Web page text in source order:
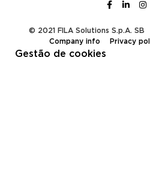
© 2021 FILA Solutions S.p.A. SB
Company info
Privacy
Gestão de cookies